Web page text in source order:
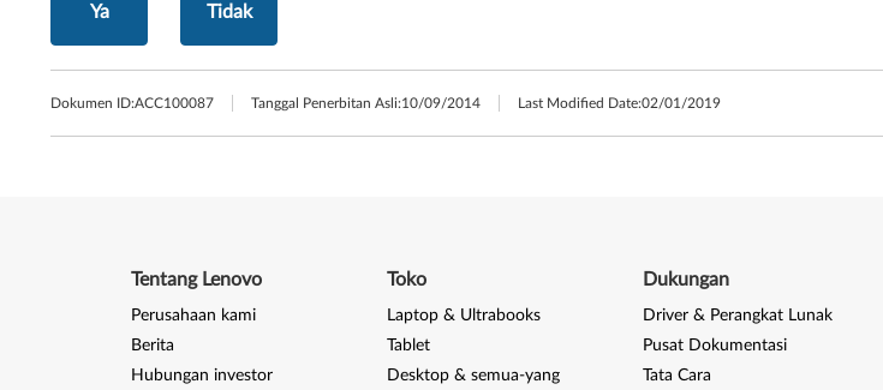
Ya Tidak
Dokumen ID:ACC100087 Tanggal Penerbitan Asli:10/09/2014 Last Modified Date:02/01/2019
Tentang Lenovo
Perusahaan kami
Berita
Hubungan investor
Toko
Laptop & Ultrabooks
Tablet
Desktop & semua-yang
Dukungan
Driver & Perangkat Lunak
Pusat Dokumentasi
Tata Cara